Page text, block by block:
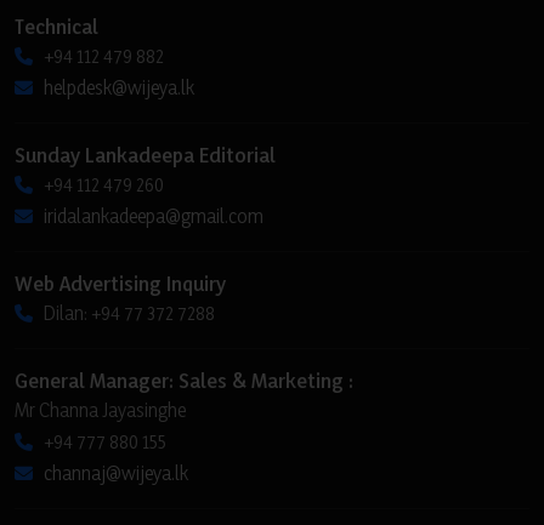
Technical
+94 112 479 882
helpdesk@wijeya.lk
Sunday Lankadeepa Editorial
+94 112 479 260
iridalankadeepa@gmail.com
Web Advertising Inquiry
Dilan: +94 77 372 7288
General Manager: Sales & Marketing :
Mr Channa Jayasinghe
+94 777 880 155
channaj@wijeya.lk